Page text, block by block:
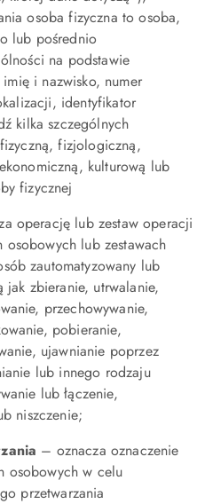
osoba fizyczna to osoba,
lub pośrednio
na podstawie
i nazwisko, numer
identyfikator
kilka szczególnych
fizjologiczną,
kulturową lub
fizycznej
operację lub zestaw operacji
osobowych lub zestawach
zautomatyzowany lub
jak zbieranie, utrwalanie,
przechowywanie,
pobieranie,
ujawnianie poprzez
lub innego rodzaju
lub łączenie,
niszczenie;
– oznacza oznaczenie
osobowych w celu
przetwarzania